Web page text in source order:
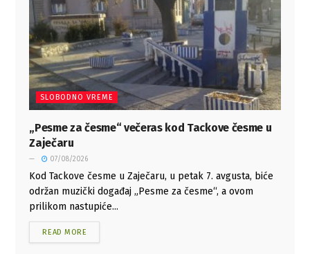
SLOBODNO VREME
„Pesme za česme“ večeras kod Tackove česme u
Zaječaru
07/08/2026
Kod Tackove česme u Zaječaru, u petak 7. avgusta, biće
održan muzički događaj „Pesme za česme“, a ovom
prilikom nastupiće...
READ MORE